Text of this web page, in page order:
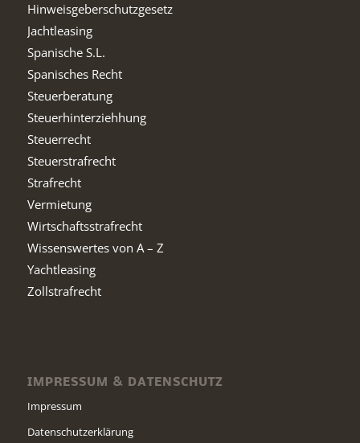
Hinweisgeberschutzgesetz
Jachtleasing
Spanische S.L.
Spanisches Recht
Steuerberatung
Steuerhinterziehhung
Steuerrecht
Steuerstrafrecht
Strafrecht
Vermietung
Wirtschaftsstrafrecht
Wissenswertes von A – Z
Yachtleasing
Zollstrafrecht
IMPRESSUM & DATENSCHUTZ
Impressum
Datenschutzerklärung